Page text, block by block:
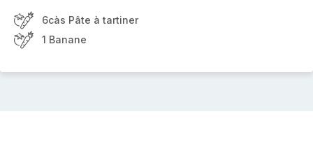
6càs Pâte à tartiner
1 Banane